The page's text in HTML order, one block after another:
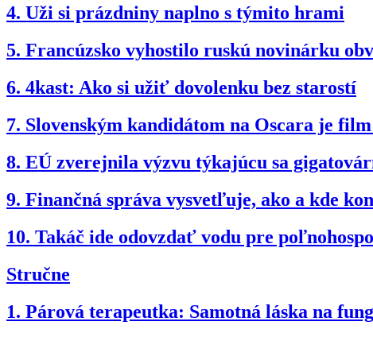
4. Uži si prázdniny naplno s týmito hrami
5. Francúzsko vyhostilo ruskú novinárku
6. 4kast: Ako si užiť dovolenku bez starostí
7. Slovenským kandidátom na Oscara je
8. EÚ zverejnila výzvu týkajúcu sa
9. Finančná správa vysvetľuje, ako a kde
10. Takáč ide odovzdať vodu pre
Stručne
1. Párová terapeutka: Samotná láska na